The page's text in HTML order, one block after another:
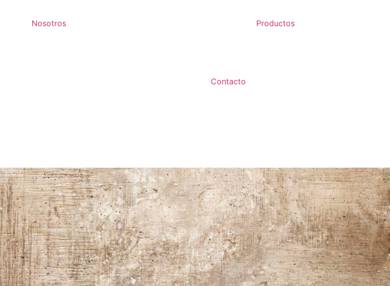
Nosotros Productos
Contacto